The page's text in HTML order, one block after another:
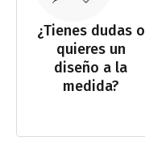
¿Tienes dudas o
quieres un
diseño a la
medida?